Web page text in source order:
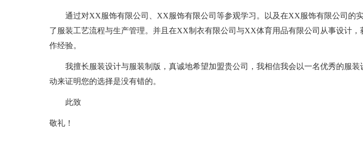
通过对XX服饰有限公司、XX服饰有限公司等参观学习。以及在XX服饰有限公司的
了服装工艺流程与生产管理。并且在XX制衣有限公司与XX体育用品有限公司从事设计，
作经验。
我擅长服装设计与服装制版，真诚地希望加盟贵公司，我相信我会以一名优秀的服装
动来证明您的选择是没有错的。
此致
敬礼！